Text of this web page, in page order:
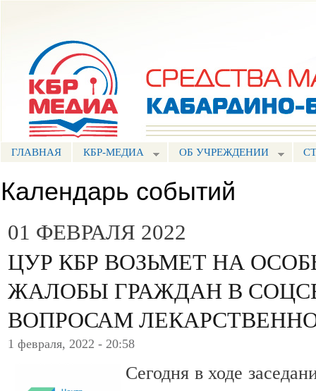
ГЛАВНАЯ КБР-МЕДИА ОБ УЧРЕЖДЕНИИ
Календарь событий
01 ФЕВРАЛЯ 2022
ЦУР КБР ВОЗЬМЕТ НА
ЖАЛОБЫ ГРАЖДАН В
ВОПРОСАМ
1 февраля, 2022 - 20:58
Сегодня в ходе